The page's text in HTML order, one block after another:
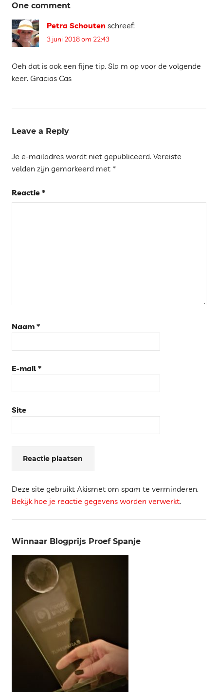
CITYTRIP
One comment
Petra Schouten schreef:
3 juni 2018 om 22:43
Oeh dat is ook een fijne tip. Sla m op voor de volgende
keer. Gracias Cas
Leave a Reply
Je e-mailadres wordt niet gepubliceerd. Vereiste
velden zijn gemarkeerd met *
Reactie *
Naam *
E-mail *
Site
Deze site gebruikt Akismet om spam te verminderen.
Bekijk hoe je reactie gegevens worden verwerkt.
Winnaar Blogprijs Proef Spanje